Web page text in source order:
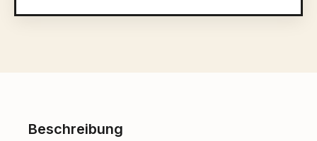
Beschreibung